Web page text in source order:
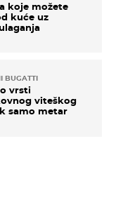
koje možete
kuće uz
BUGATTI
vrsti
viteškog
samo metar